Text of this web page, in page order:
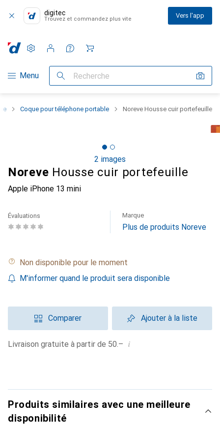
digitec
Trouvez et commandez plus vite Vers l'app
Navigation par catégorie
Menu Recherche
Paramètres
Compte client
Listes de comparaison
Listes d'envies
Panier
Coque pour téléphone portable Noreve Housse cuir portefeuille
2 images
Noreve Housse cuir portefeuille
Apple iPhone 13 mini
Évaluations Marque
Plus de produits Noreve
Non disponible pour le moment
M'informer quand le produit sera disponible
Comparer Ajouter à la liste
Livraison gratuite à partir de 50.– i
Produits similaires avec une meilleure
disponibilité